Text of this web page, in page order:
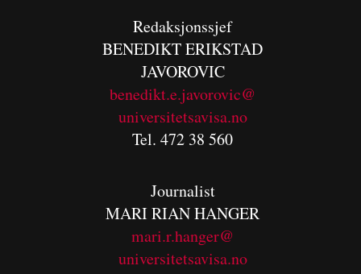
Redaksjonssjef
BENEDIKTERIKSTAD
JAVOROVIC
benedikt.e.javorovic@
universitetsavisa.no
Tel. 472 38 560
Journalist
MARI RIAN HANGER
mari.r.hanger@
universitetsavisa.no